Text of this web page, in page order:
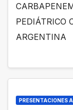
PEDIÁTRICO
ARGENTINA
PRESENTACIONES